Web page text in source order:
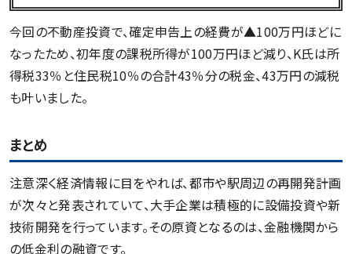
今回の不動産投資で、確定申告上の経費が▲100万円ほどに
なったため、初年度の課税所得が100万円ほど減り、K氏は所
得税33％と住民税10％の合計43％分の税金、43万円の減税
も叶いました。
まとめ
注意深く経済情報に目をやれば、都市や駅周辺の再開発計画
が次々と発表されていて、大手企業は積極的に設備投資や新
技術開発を行っています。その原資となるのは、金融機関から
の低金利の融資です。